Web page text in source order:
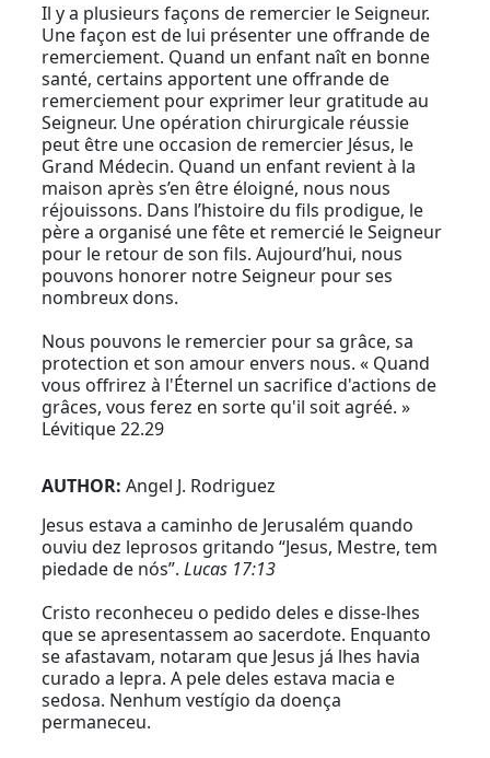
Il y a plusieurs façons de remercier le Seigneur.
Une façon est de lui présenter une offrande de
remerciement. Quand un enfant naît en bonne
santé, certains apportent une offrande de
remerciement pour exprimer leur gratitude au
Seigneur. Une opération chirurgicale réussie
peut être une occasion de remercier Jésus, le
Grand Médecin. Quand un enfant revient à la
maison après s’en être éloigné, nous nous
réjouissons. Dans l’histoire du fils prodigue, le
père a organisé une fête et remercié le Seigneur
pour le retour de son fils. Aujourd’hui, nous
pouvons honorer notre Seigneur pour ses
nombreux dons.
Nous pouvons le remercier pour sa grâce, sa
protection et son amour envers nous. « Quand
vous offrirez à l'Éternel un sacrifice d'actions de
grâces, vous ferez en sorte qu'il soit agréé. »
Lévitique 22.29
AUTHOR:Angel J. Rodriguez
Jesus estava a caminho de Jerusalém quando
ouviu dez leprosos gritando “Jesus, Mestre, tem
piedade de nós”.Lucas 17:13
Cristo reconheceu o pedido deles e disse-lhes
que se apresentassem ao sacerdote. Enquanto
se afastavam, notaram que Jesus já lhes havia
curado a lepra. A pele deles estava macia e
sedosa. Nenhum vestígio da doença
permaneceu.